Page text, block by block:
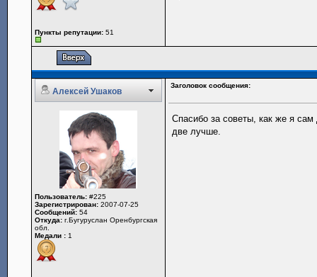
Пункты репутации: 51
Алексей Ушаков
Заголовок сообщения:
Пользователь: #225
Зарегистрирован: 2007-07-25
Сообщений: 54
Откуда: г.Бугуруслан Оренбургская
обл.
Медали : 1
Спасибо за советы, как же я
две лучше.